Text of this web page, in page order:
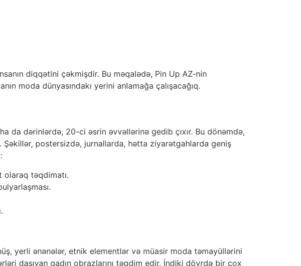
diqqətini çəkmişdir. Bu məqalədə, Pin Up AZ-nin
moda dünyasındakı yerini anlamağa çalışacağıq.
da dərinlərdə, 20-ci əsrin əvvəllərinə gedib çıxır. Bu dönəmdə,
Şəkillər, postersizdə, jurnallarda, hətta ziyarətgahlarda geniş
olaraq təqdimatı.
yerli ənənələr, etnik elementlər və müasir moda təmayüllərini
daşıyan qadın obrazlarını təqdim edir. İndiki dövrdə bir çox